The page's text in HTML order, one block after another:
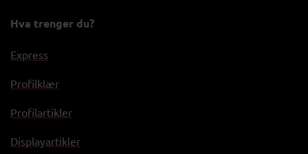
Hva trenger du?
Express
Profilklær
Profilartikler
Displayartikler